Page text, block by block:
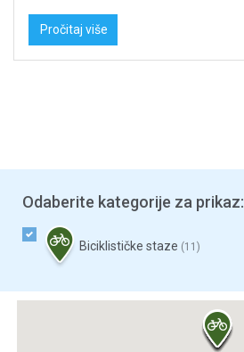
Pročitaj više
Odaberite kategorije za prikaz:
Biciklističke staze (11)